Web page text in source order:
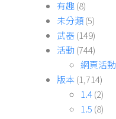
有趣(8)
未分類(5)
武器(149)
活動 (744)
網頁活動
版本 (1,714)
1.4(2)
1.5 (8)